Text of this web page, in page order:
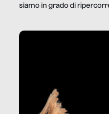
siamo in grado di
dietro gli oggetti e i servizi